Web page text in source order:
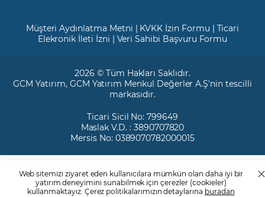
Müşteri Aydınlatma Metni | KVKK İzin Formu | Ticari
Elekronik İleti İzni | Veri Sahibi Başvuru Formu
2026 © Tüm Hakları Saklıdır.
GCM Yatırım, GCM Yatırım Menkul Değerler A.Ş'nin tescilli
markasıdır.
Ticari Sicil No: 799649
Maslak V.D. : 3890707820
Mersis No: 0389070782000015
Web sitemizi ziyaret eden kullanıcılara mümkün olan daha iyi bir
yatırım deneyimini sunabilmek için çerezler (cookieler)
kullanmaktayız. Çerez politikalarımızın detaylarına buradan